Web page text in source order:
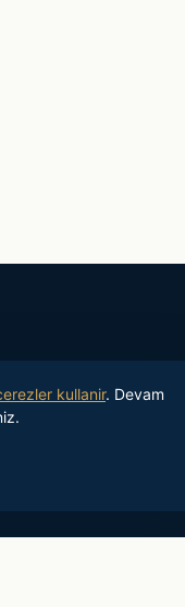
IK danismanlik
kullanir. Devam